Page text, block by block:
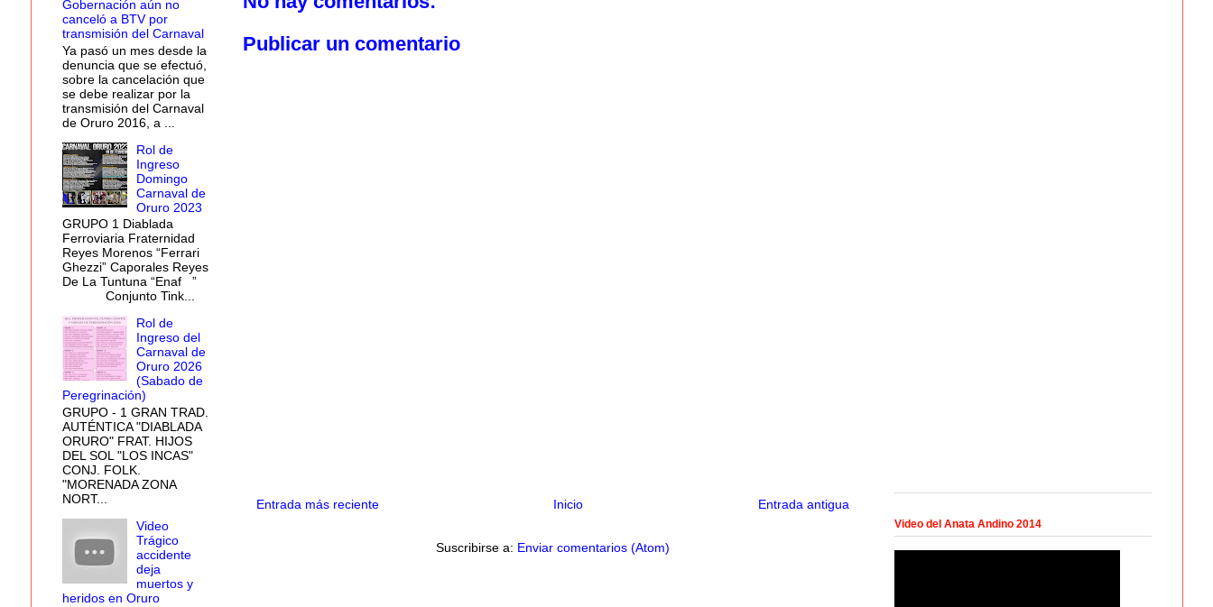
Publicar un comentario
Entrada más reciente Entrada antigua
Inicio
Suscribirse a: Enviar comentarios (Atom)
Gobernación aún no
canceló a BTV por
transmisión del Carnaval
Ya pasó un mes desde la
denuncia que se efectuó,
sobre la cancelación que
se debe realizar por la
transmisión del Carnaval
de Oruro 2016, a ...
Rol de
Ingreso
Domingo
Carnaval de
Oruro 2023
GRUPO 1 Diablada
Ferroviaria Fraternidad
Reyes Morenos “Ferrari
Ghezzi” Caporales Reyes
De La Tuntuna “Enaf ”
Conjunto Tink...
Rol de
Ingreso del
Carnaval de
Oruro 2026
(Sabado de
Peregrinación)
GRUPO - 1 GRAN TRAD.
AUTÉNTICA "DIABLADA
ORURO" FRAT. HIJOS
DEL SOL "LOS INCAS"
CONJ. FOLK.
"MORENADA ZONA
NORT...
Video
Trágico
accidente
deja
muertos y
heridos en Oruro
Video del Anata Andino 2014